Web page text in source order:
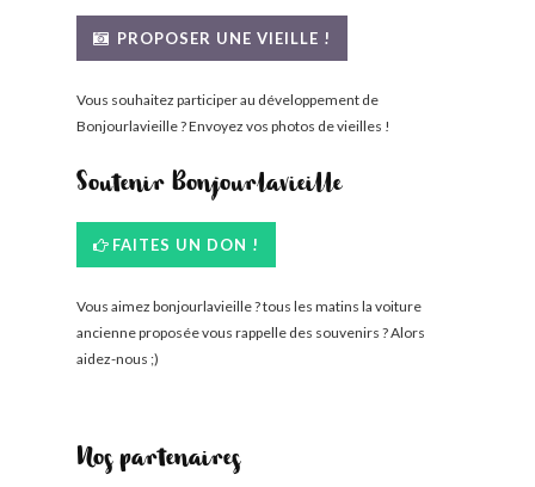
PROPOSER UNE VIEILLE !
Vous souhaitez participer au développement de
Bonjourlavieille ? Envoyez vos photos de vieilles !
Soutenir Bonjourlavieille
FAITES UN DON !
Vous aimez bonjourlavieille ? tous les matins la voiture
ancienne proposée vous rappelle des souvenirs ? Alors
aidez-nous ;)
Nos partenaires